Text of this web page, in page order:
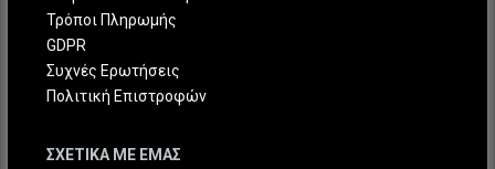
Τρόποι Πληρωμής
GDPR
Συχνές Ερωτήσεις
Πολιτική Επιστροφών
ΣΧΕΤΙΚΑ ΜΕ ΕΜΑΣ